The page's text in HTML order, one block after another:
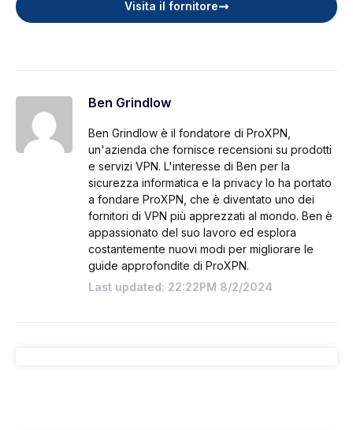
Visita il fornitore
Ben Grindlow
Ben Grindlow è il fondatore di ProXPN,
un'azienda che fornisce recensioni su prodotti
e servizi VPN. L'interesse di Ben per la
sicurezza informatica e la privacy lo ha portato
a fondare ProXPN, che è diventato uno dei
fornitori di VPN più apprezzati al mondo. Ben è
appassionato del suo lavoro ed esplora
costantemente nuovi modi per migliorare le
guide approfondite di ProXPN.
Last updated: 22:22PM 8/2/2024